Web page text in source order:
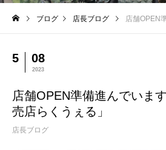
ブログ 店長ブログ 店舗OPEN準備進
5 08
2023
店舗OPEN準備進んでいま
売店らくうぇる」
店長ブログ